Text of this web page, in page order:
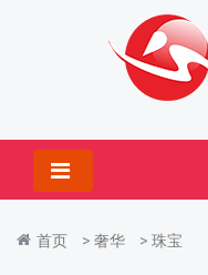
首页 > 奢华 > 珠宝